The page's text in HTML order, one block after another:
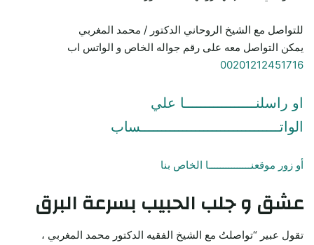
للتواصل مع الشيخ الروحاني الدكتور / محمد المغربي
يمكن التواصل معه على رقم جواله الخاص و الواتس اب
00201212451716
او راسلنـــــــــــــــــا علي
الواتـــــــــــــــــــــــــــــــــساب
أو زور موقعنـــــــــــــــا الخاص بنا
عشق و جلب الحبيب بسرعة البرق
تقول عبير “تواصلتُ مع الشيخ الفقيه الدكتور محمد المغربي ،